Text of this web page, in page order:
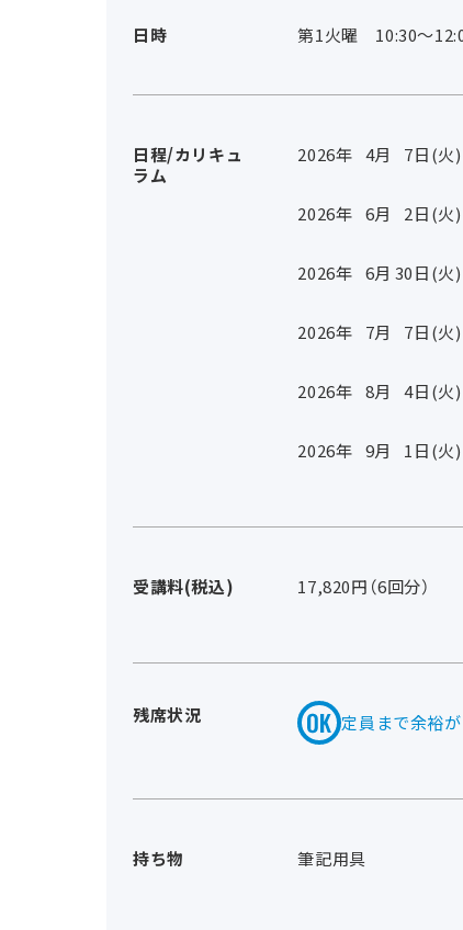
日時 第1火曜 10:30～
日程/カリキュ
ラム
2026年 4月 7日(火)
2026年 6月 2日(火)
2026年 6月 30日(火)
2026年 7月 7日(火)
2026年 8月 4日(火)
2026年 9月 1 日(火)
受講料(税込) 17,820円（6回分）
残席状況 定員まで余裕が
持ち物 筆記用具